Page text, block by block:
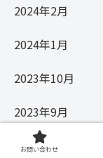
2024年2月
2024年1月
2023年10月
2023年9月
2023年8月
お問い合わせ